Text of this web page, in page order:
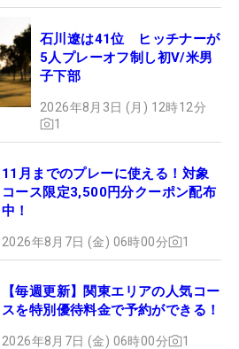
石川遼は41位 ヒッチナーが
5人プレーオフ制し初V/米男
子下部
2026年8月3日 (月) 12時12分
1
11月までのプレーに使える！対象
コース限定3,500円分クーポン配布
中！
2026年8月7日 (金) 06時00分 1
【毎週更新】関東エリアの人気コー
スを特別優待料金で予約ができる！
2026年8月7日 (金) 06時00分 1